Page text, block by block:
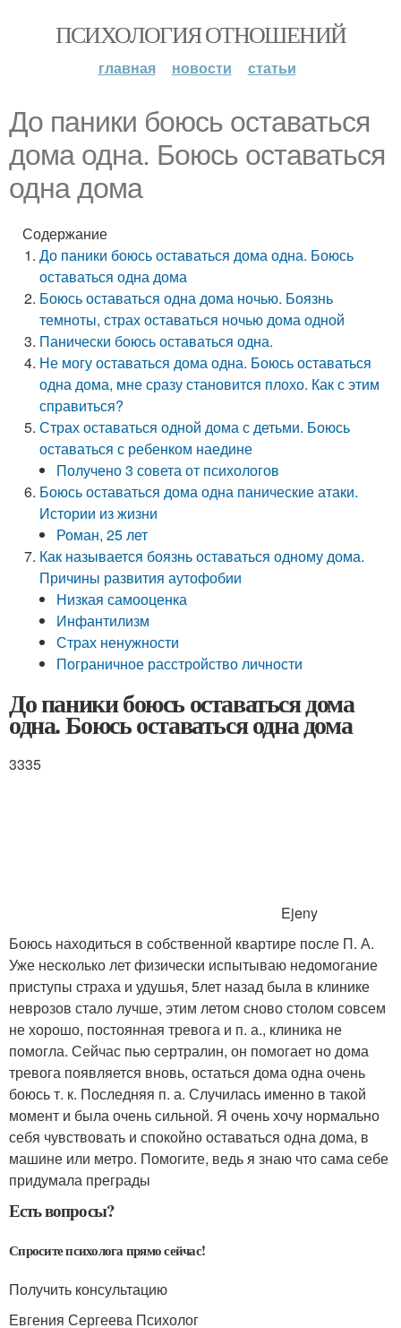
ПСИХОЛОГИЯ ОТНОШЕНИЙ
главная новости статьи
До паники боюсь оставаться
дома одна. Боюсь оставаться
одна дома
Содержание
До паники боюсь оставаться дома одна. Боюсь
оставаться одна дома
Боюсь оставаться одна дома ночью. Боязнь
темноты, страх оставаться ночью дома одной
Панически боюсь оставаться одна.
Не могу оставаться дома одна. Боюсь оставаться
одна дома, мне сразу становится плохо. Как с этим
справиться?
Страх оставаться одной дома с детьми. Боюсь
оставаться с ребенком наедине
Получено 3 совета от психологов
Боюсь оставаться дома одна панические атаки.
Истории из жизни
Роман, 25 лет
Как называется боязнь оставаться одному дома.
Причины развития аутофобии
Низкая самооценка
Инфантилизм
Страх ненужности
Пограничное расстройство личности
До паники боюсь оставаться дома
одна. Боюсь оставаться одна дома
3335
Ejeny
Боюсь находиться в собственной квартире после П. А.
Уже несколько лет физически испытываю недомогание
приступы страха и удушья, 5лет назад была в клинике
неврозов стало лучше, этим летом сново столом совсем
не хорошо, постоянная тревога и п. а., клиника не
помогла. Сейчас пью сертралин, он помогает но дома
тревога появляется вновь, остаться дома одна очень
боюсь т. к. Последняя п. а. Случилась именно в такой
момент и была очень сильной. Я очень хочу нормально
себя чувствовать и спокойно оставаться одна дома, в
машине или метро. Помогите, ведь я знаю что сама себе
придумала преграды
Есть вопросы?
Спросите психолога прямо сейчас!
Получить консультацию
Евгения Сергеева Психолог